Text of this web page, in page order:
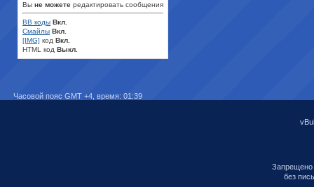
Вы не можете редактировать сообщения
BB коды Вкл.
Смайлы Вкл.
[IMG] код Вкл.
HTML код Выкл.
Часовой пояс GMT +4, время: 01:39
Запрещено
без